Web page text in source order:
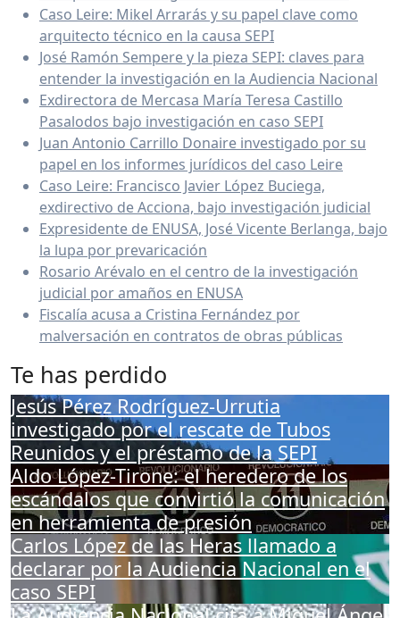
Caso Leire: Mikel Arrarás y su papel clave como
arquitecto técnico en la causa SEPI
José Ramón Sempere y la pieza SEPI: claves para
entender la investigación en la Audiencia Nacional
Exdirectora de Mercasa María Teresa Castillo
Pasalodos bajo investigación en caso SEPI
Juan Antonio Carrillo Donaire investigado por su
papel en los informes jurídicos del caso Leire
Caso Leire: Francisco Javier López Buciega,
exdirectivo de Acciona, bajo investigación judicial
Expresidente de ENUSA, José Vicente Berlanga, bajo
la lupa por prevaricación
Rosario Arévalo en el centro de la investigación
judicial por amaños en ENUSA
Fiscalía acusa a Cristina Fernández por
malversación en contratos de obras públicas
Te has perdido
Jesús Pérez Rodríguez-Urrutia
investigado por el rescate de Tubos
Reunidos y el préstamo de la SEPI
Aldo López-Tirone: el heredero de los
escándalos que convirtió la comunicación
en herramienta de presión
Carlos López de las Heras llamado a
declarar por la Audiencia Nacional en el
caso SEPI